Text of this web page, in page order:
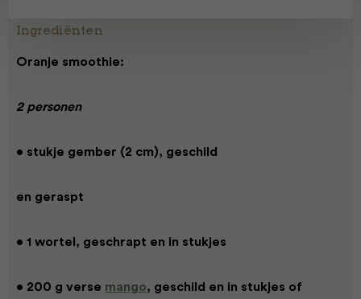
Ingrediënten
Oranje smoothie:
2 personen
• stukje gember (2 cm), geschild
en geraspt
• 1 wortel, geschrapt en in stukjes
• 200 g verse mango, geschild en in stukjes of